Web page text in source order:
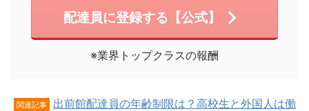
配達員に登録する【公式】
※業界トップクラスの報酬
関連記事
出前館配達員の年齢制限は？高校生と外国人は働